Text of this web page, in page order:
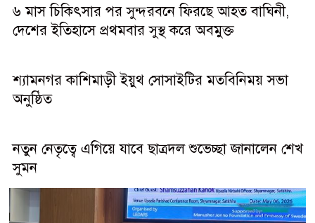
৬ মাস চিকিৎসার পর সুন্দরবনে ফিরছে আহত বাঘিনী,
দেশের ইতিহাসে প্রথমবার সুস্থ করে অবমুক্ত
শ্যামনগর কাশিমাড়ী ইয়ুথ সোসাইটির মতবিনিময় সভা
অনুষ্ঠিত
নতুন নেতৃত্বে এগিয়ে যাবে ছাত্রদল শুভেচ্ছা জানালেন শেখ
সুমন